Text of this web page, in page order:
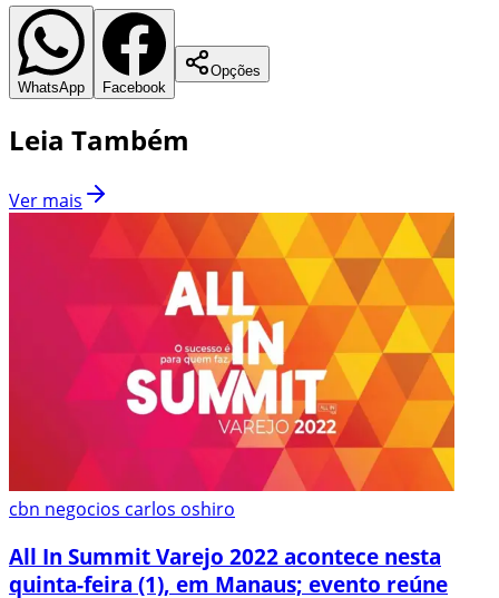
WhatsApp Facebook
Opções
Leia Também
Ver mais
cbn negocios carlos oshiro
All In Summit Varejo 2022 acontece nesta
quinta-feira (1), em Manaus; evento reúne